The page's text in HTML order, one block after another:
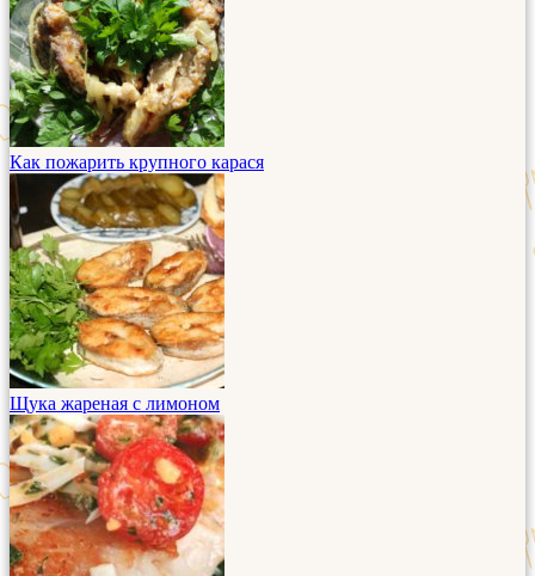
Как пожарить крупного карася
Щука жареная с лимоном